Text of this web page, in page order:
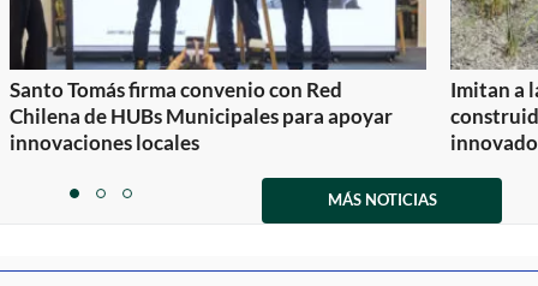
Santo Tomás firma convenio con Red
Chilena de HUBs Municipales para apoyar
innovaciones locales
Imitan a
itemitemitem
MÁS NOTICIAS